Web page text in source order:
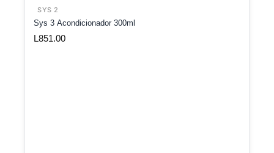
SYS 2
Sys 3 Acondicionador 300ml
L851.00